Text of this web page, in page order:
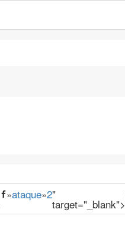
»ataque»2"
target="_blank">